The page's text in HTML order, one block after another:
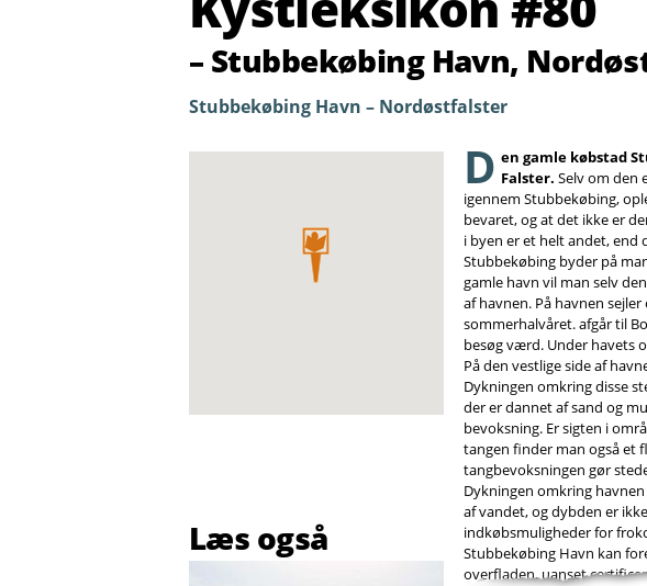
– Stubbekøbing Havn,
Stubbekøbing Havn – Nordøstfalster
D en gamle købstad
Falster. Selv om den
igennem Stubbekøbing,
bevaret, og at det ikke er
i byen er et helt andet,
Stubbekøbing byder på
gamle havn vil man selv
af havnen. På havnen
sommerhalvåret. afgår til
besøg værd. Under havets
På den vestlige side af
Dykningen omkring disse
der er dannet af sand og
bevoksning. Er sigten i
tangen finder man også et
tangbevoksningen gør
Dykningen omkring
af vandet, og dybden er
indkøbsmuligheder for
Stubbekøbing Havn kan
overfladen, uanset
Læs også